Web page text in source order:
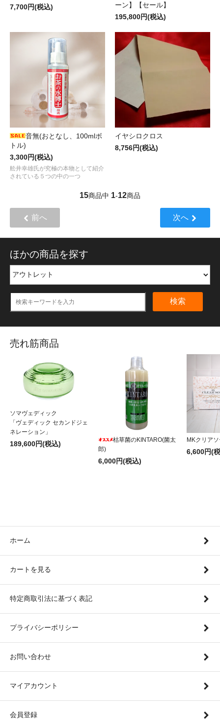
7,700円(税込)
ーン】【セール】
195,800円(税込)
音無(おとなし、100mlボ
トル)
3,300円(税込)
舩井幸雄氏が究極の本物として紹介
されている５つの中の一つ
イヤシロクロス
8,756円(税込)
15商品中 1-12商品
前へ 次へ
ほかの商品を探す
検索
売れ筋商品
ソマヴェディック
「ヴェディック セカンドジェ
ネレーション」
189,600円(税込)
枯草菌のKINTARO(菌太
郎)
6,000円(税込)
MKクリア
6,600円(
ホーム
カートを見る
特定商取引法に基づく表記
プライバシーポリシー
お問い合わせ
マイアカウント
会員登録